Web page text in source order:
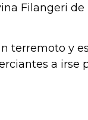
Filangeri
terremoto y
a irse